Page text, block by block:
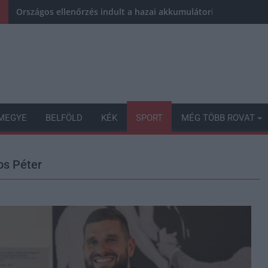
Országos ellenőrzés indult a hazai akkumulátoripari
BELFÖLD KÉK SPORT MÉG TÖBB ROVAT
Péter